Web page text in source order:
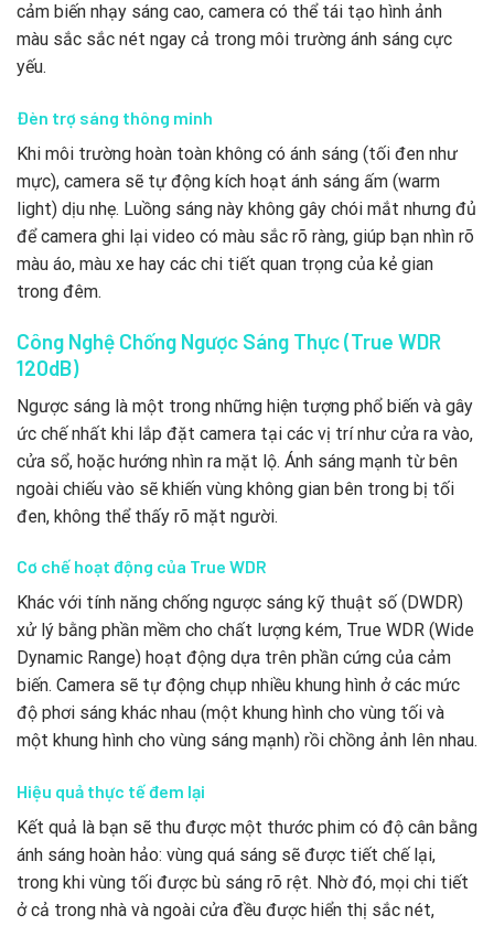
cảm biến nhạy sáng cao, camera có thể tái tạo hình ảnh
màu sắc sắc nét ngay cả trong môi trường ánh sáng cực
yếu.
Đèn trợ sáng thông minh
Khi môi trường hoàn toàn không có ánh sáng (tối đen như
mực), camera sẽ tự động kích hoạt ánh sáng ấm (warm
light) dịu nhẹ. Luồng sáng này không gây chói mắt nhưng đủ
để camera ghi lại video có màu sắc rõ ràng, giúp bạn nhìn rõ
màu áo, màu xe hay các chi tiết quan trọng của kẻ gian
trong đêm.
Công Nghệ Chống Ngược Sáng Thực (True WDR
120dB)
Ngược sáng là một trong những hiện tượng phổ biến và gây
ức chế nhất khi lắp đặt camera tại các vị trí như cửa ra vào,
cửa sổ, hoặc hướng nhìn ra mặt lộ. Ánh sáng mạnh từ bên
ngoài chiếu vào sẽ khiến vùng không gian bên trong bị tối
đen, không thể thấy rõ mặt người.
Cơ chế hoạt động của True WDR
Khác với tính năng chống ngược sáng kỹ thuật số (DWDR)
xử lý bằng phần mềm cho chất lượng kém, True WDR (Wide
Dynamic Range) hoạt động dựa trên phần cứng của cảm
biến. Camera sẽ tự động chụp nhiều khung hình ở các mức
độ phơi sáng khác nhau (một khung hình cho vùng tối và
một khung hình cho vùng sáng mạnh) rồi chồng ảnh lên nhau.
Hiệu quả thực tế đem lại
Kết quả là bạn sẽ thu được một thước phim có độ cân bằng
ánh sáng hoàn hảo: vùng quá sáng sẽ được tiết chế lại,
trong khi vùng tối được bù sáng rõ rệt. Nhờ đó, mọi chi tiết
ở cả trong nhà và ngoài cửa đều được hiển thị sắc nét,